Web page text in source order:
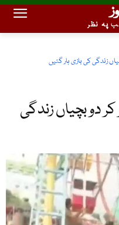
پہ نظر
زندگی کی بازی ہار گئیں
دو بچیاں زندگی